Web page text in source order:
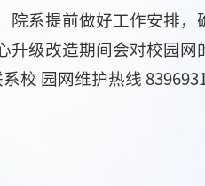
院系提前做好工作安排，
升级改造期间会对校园
校 园网维护热线